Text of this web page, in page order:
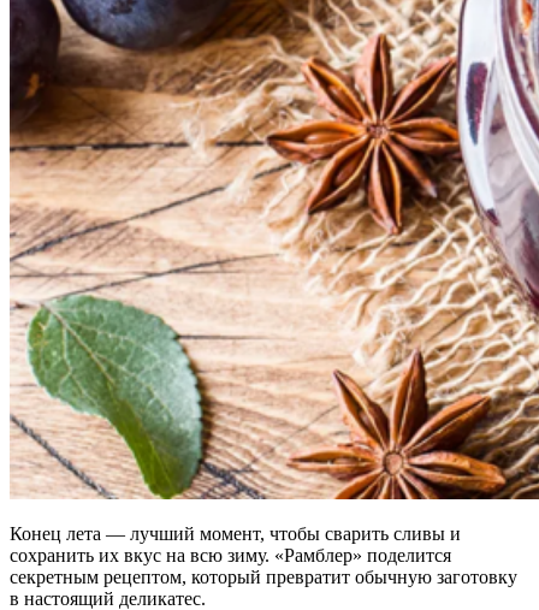
Конец лета — лучший момент, чтобы сварить сливы и
сохранить их вкус на всю зиму. «Рамблер» поделится
секретным рецептом, который превратит обычную заготовку
в настоящий деликатес.